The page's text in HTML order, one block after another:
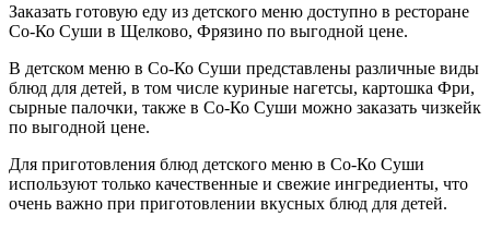
Заказать готовую еду из детского меню доступно в ресторане
Со-Ко Суши в Щелково, Фрязино по выгодной цене.
В детском меню в Со-Ко Суши представлены различные виды
блюд для детей, в том числе куриные нагетсы, картошка Фри,
сырные палочки, также в Со-Ко Суши можно заказать чизкейк
по выгодной цене.
Для приготовления блюд детского меню в Со-Ко Суши
используют только качественные и свежие ингредиенты, что
очень важно при приготовлении вкусных блюд для детей.